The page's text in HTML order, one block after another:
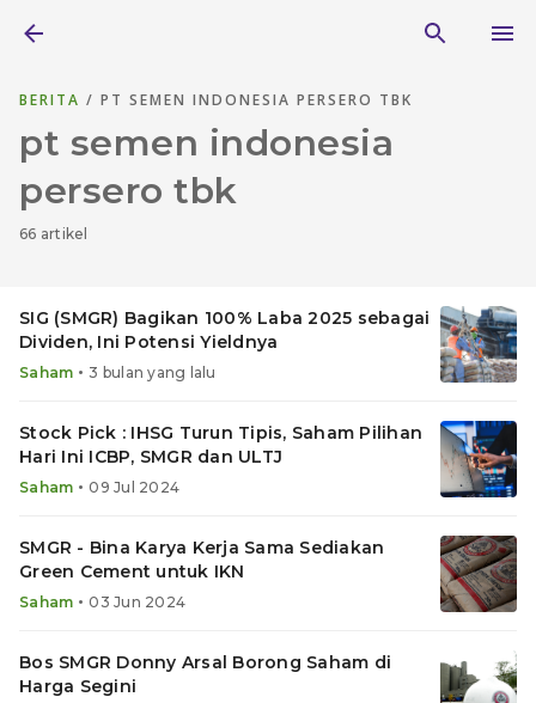
BERITA / PT SEMEN INDONESIA PERSERO TBK
pt semen indonesia
persero tbk
66 artikel
SIG (SMGR) Bagikan 100% Laba 2025 sebagai
Dividen, Ini Potensi Yieldnya
Saham • 3 bulan yang lalu
Stock Pick : IHSG Turun Tipis, Saham Pilihan
Hari Ini ICBP, SMGR dan ULTJ
Saham • 09 Jul 2024
SMGR - Bina Karya Kerja Sama Sediakan
Green Cement untuk IKN
Saham • 03 Jun 2024
Bos SMGR Donny Arsal Borong Saham di
Harga Segini